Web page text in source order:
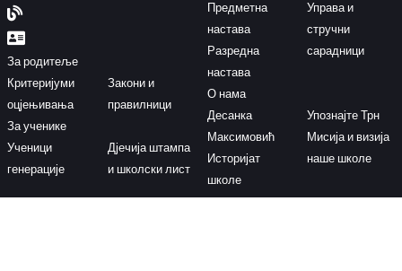
За родитеље
Критеријуми
оцјењивања
Закони и
правилници
За ученике
Ученици
генерације
Дјечија штампа
и школски лист
Предметна
настава
Разредна
настава
Управа и
стручни
сарадници
О нама
Десанка
Максимовић
Историјат
школе
Упознајте Трн
Мисија и визија
наше школе